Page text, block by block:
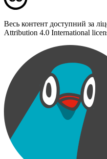
Весь контент доступний за
Attribution 4.0 International